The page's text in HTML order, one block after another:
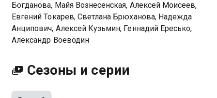
Богданова, Майя Вознесенская, Алексей Моисеев,
Евгений Токарев, Светлана Брюханова, Надежда
Анципович, Алексей Кузьмин, Геннадий Ересько,
Александр Воеводин
Сезоны и серии